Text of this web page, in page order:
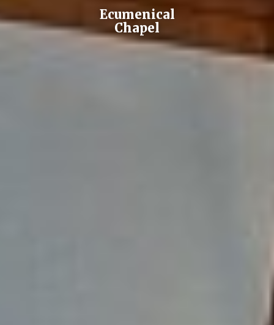
Ecumenical
Chapel